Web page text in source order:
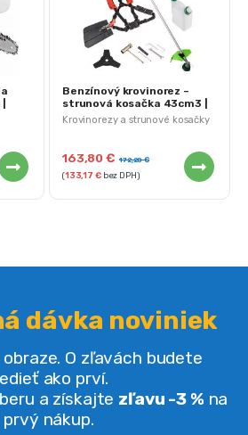
Krovinorezy a strunové kosačky
Benzínový krovinorez –
strunová kosačka 43cm3 |
50G490
163,80€ 172,20€
(133,17 €bez DPH)
dávka noviniek
O zľavách budete
ako prví.
a získajte zľavu -3 % na
prvý nákup.